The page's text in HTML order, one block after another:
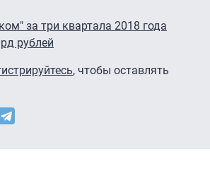
за три квартала 2018 года
рублей
, чтобы оставлять